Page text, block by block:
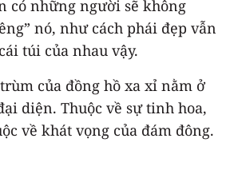
có những người sẽ không
nó, như cách phái đẹp vẫn
túi của nhau vậy.
của đồng hồ xa xỉ nằm ở
diện. Thuộc về sự tinh hoa,
về khát vọng của đám đông.